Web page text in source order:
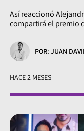
Así reaccionó
compartirá el premio
POR: JUAN
HACE 2 MESES